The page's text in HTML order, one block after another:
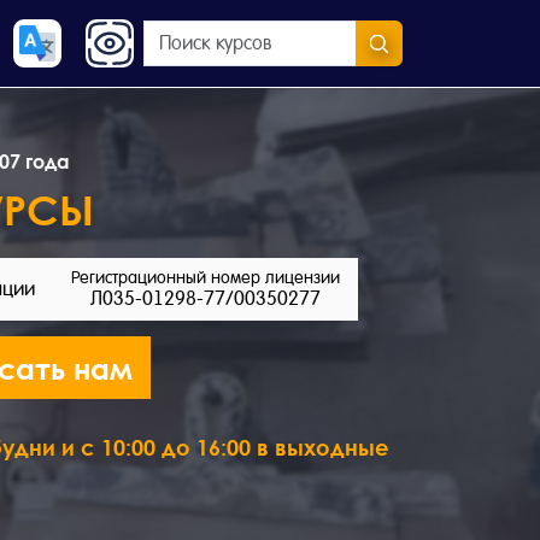
года
Регистрационный номер лицензии
Л035-01298-77/00350277
нам
и с 10:00 до 16:00 в выходные